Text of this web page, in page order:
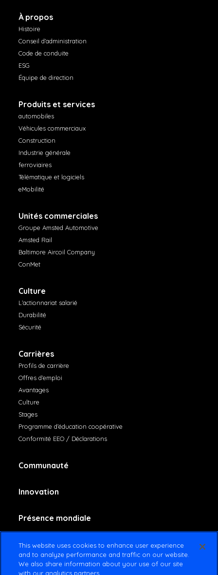
À propos
Histoire
Conseil d’administration
Code de conduite
ESG
Équipe de direction
Produits et services
automobiles
Véhicules commerciaux
Construction
Industrie générale
ferroviaires
Télématique et logiciels
eMobilité
Unités commerciales
Groupe Amsted Automotive
Amsted Rail
Baltimore Aircoil Company
ConMet
Culture
L’actionnariat salarié
Durabilité
Sécurité
Carrières
Profils de carrière
Offres d’emploi
Avantages
Culture
Stages
Programme d’éducation coopérative
Conformité EEO / Déclarations
Communauté
Innovation
Présence mondiale
Contactez-nous
This website uses cookies to enhance user experience
and to analyze performance and traffic on our website.
We also share information about your use of our site
with our analytics partners.